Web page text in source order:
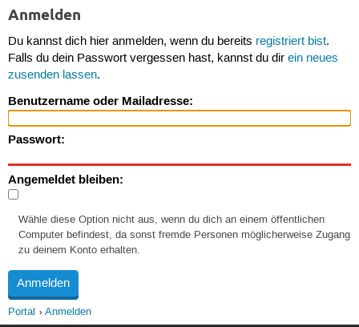
Anmelden
Du kannst dich hier anmelden, wenn du bereits registriert bist.
Falls du dein Passwort vergessen hast, kannst du dir ein neues
zusenden lassen.
Benutzername oder Mailadresse:
Passwort:
Angemeldet bleiben:
Wähle diese Option nicht aus, wenn du dich an einem öffentlichen
Computer befindest, da sonst fremde Personen möglicherweise Zugang
zu deinem Konto erhalten.
Portal Anmelden